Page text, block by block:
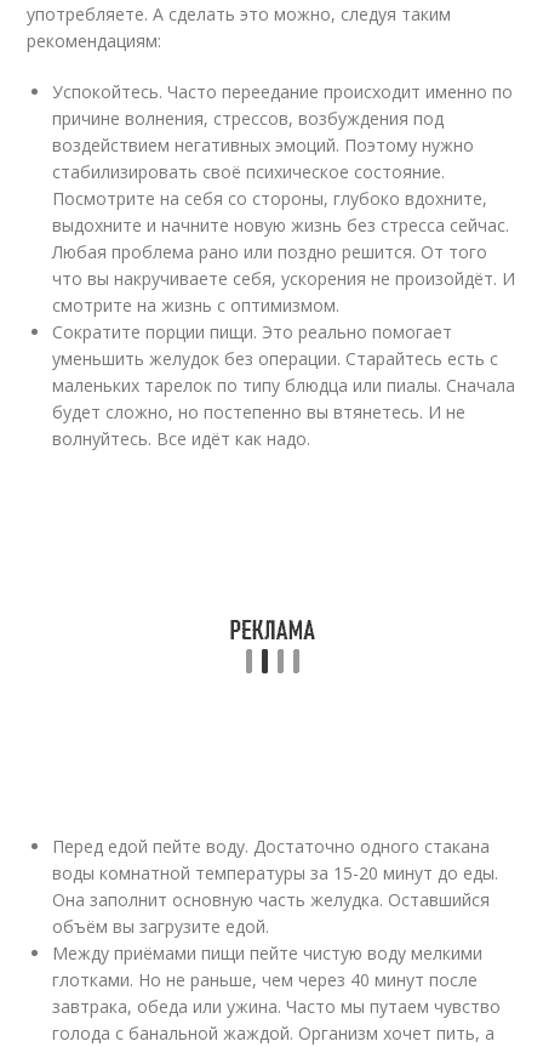
употребляете. А сделать это можно, следуя таким
рекомендациям:
Успокойтесь. Часто переедание происходит именно по
причине волнения, стрессов, возбуждения под
воздействием негативных эмоций. Поэтому нужно
стабилизировать своё психическое состояние.
Посмотрите на себя со стороны, глубоко вдохните,
выдохните и начните новую жизнь без стресса сейчас.
Любая проблема рано или поздно решится. От того
что вы накручиваете себя, ускорения не произойдёт. И
смотрите на жизнь с оптимизмом.
Сократите порции пищи. Это реально помогает
уменьшить желудок без операции. Старайтесь есть с
маленьких тарелок по типу блюдца или пиалы. Сначала
будет сложно, но постепенно вы втянетесь. И не
волнуйтесь. Все идёт как надо.
Перед едой пейте воду. Достаточно одного стакана
воды комнатной температуры за 15-20 минут до еды.
Она заполнит основную часть желудка. Оставшийся
объём вы загрузите едой.
Между приёмами пищи пейте чистую воду мелкими
глотками. Но не раньше, чем через 40 минут после
завтрака, обеда или ужина. Часто мы путаем чувство
голода с банальной жаждой. Организм хочет пить, а